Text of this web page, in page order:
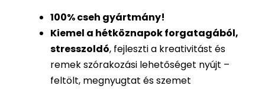
100%cseh gyártmány!
Kiemel a hétköznapok forgatagából,
stresszoldó, fejleszti a kreativitást és
remek szórakozási lehetőséget nyújt –
feltölt, megnyugtat és szemet